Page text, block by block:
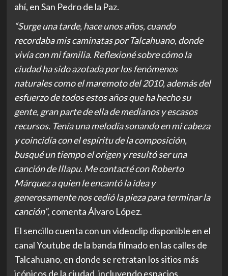
ahí, en San Pedro de la Paz.
“Surge una tarde, hace unos años, cuando
recordaba mis caminatas por Talcahuano, donde
vivía con mi familia. Reflexioné sobre cómo la
ciudad ha sido azotada por los fenómenos
naturales como el maremoto del 2010, además del
esfuerzo de todos estos años que ha hecho su
gente, gran parte de ella de medianos y escasos
recursos. Tenía una melodía sonando en mi cabeza
y coincidía con el espíritu de la composición,
busqué un tiempo el origen y resultó ser una
canción de Illapu. Me contacté con Roberto
Márquez a quien le encantó la idea y
generosamente nos cedió la pieza para terminar la
canción”, comenta Álvaro López.
El sencillo cuenta con un videoclip disponible en el
canal Youtube de la banda filmado en las calles de
Talcahuano, en donde se retratan los sitios más
icónicos de la ciudad, incluyendo espacios